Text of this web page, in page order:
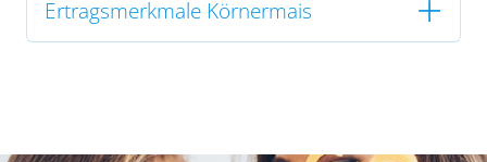
Ertragsmerkmale Körnermais